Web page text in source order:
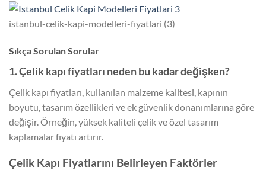
istanbul-celik-kapi-modelleri-fiyatlari (3)
Sıkça Sorulan Sorular
1. Çelik kapı fiyatları neden bu kadar değişken?
Çelik kapı fiyatları, kullanılan malzeme kalitesi, kapının
boyutu, tasarım özellikleri ve ek güvenlik donanımlarına göre
değişir. Örneğin, yüksek kaliteli çelik ve özel tasarım
kaplamalar fiyatı artırır.
Çelik Kapı Fiyatlarını Belirleyen Faktörler